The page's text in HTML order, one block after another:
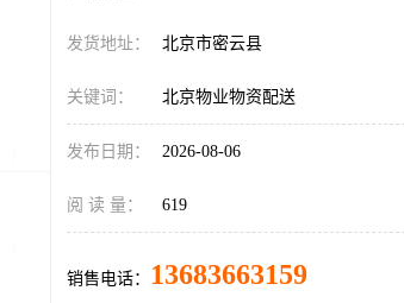
发货地址： 北京市密云县
关键词： 北京物业物资配送
发布日期： 2026-08-06
阅 读 量： 619
销售电话： 13683663159